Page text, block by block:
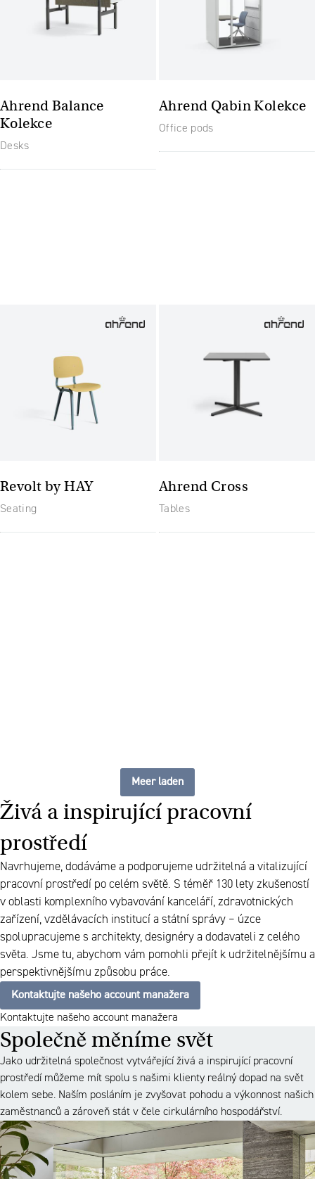
Ahrend Balance
Kolekce
Desks
Ahrend Qabin Kolekce
Office pods
Revolt by HAY
Seating
Ahrend Cross
Tables
Meer laden
Živá a inspirující pracovní
prostředí
Navrhujeme, dodáváme a podporujeme udržitelná a vitalizující
pracovní prostředí po celém světě. S téměř 130 lety zkušeností
v oblasti komplexního vybavování kanceláří, zdravotnických
zařízení, vzdělávacích institucí a státní správy – úzce
spolupracujeme s architekty, designéry a dodavateli z celého
světa. Jsme tu, abychom vám pomohli přejít k udržitelnějšímu a
perspektivnějšímu způsobu práce.
Kontaktujte našeho account manažera
Kontaktujte našeho account manažera
Společně měníme svět
Jako udržitelná společnost vytvářející živá a inspirující pracovní
prostředí můžeme mít spolu s našimi klienty reálný dopad na svět
kolem sebe. Naším posláním je zvyšovat pohodu a výkonnost našich
zaměstnanců a zároveň stát v čele cirkulárního hospodářství.